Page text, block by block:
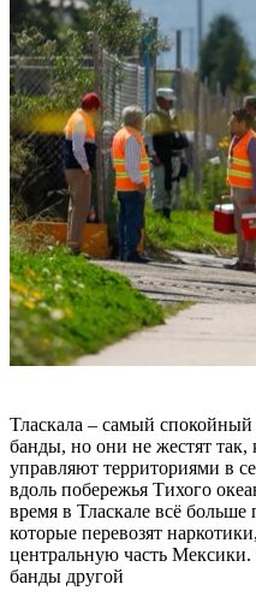
Тласкала – самый
банды, но они не жестят так,
управляют территориями в
вдоль побережья Тихого
время в Тласкале всё
которые перевозят
центральную часть
банды другой